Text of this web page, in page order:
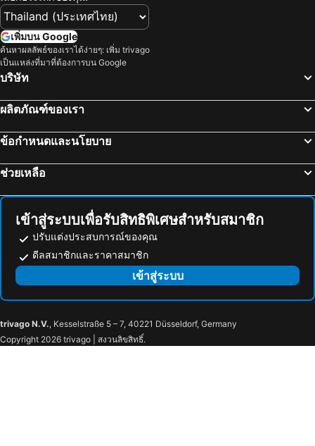
First Villa Bantai Koh Phangan
Samutra Residences
Baan Klong House
Greenlight Fisherman's Village Samui Resort & Café
พีช เกสท์เฮาส์
Samui Platinum Hotel
Secret Place Hotel and Restaurant
ชลบุรี, ภาคตะวันออก โรงแรม
ระยอง, ภาคตะวันออก โรงแรม
ภูเก็ตทาวน์, ภาคใต้ โรงแรม
เพิ่มบน Google
ค้นหาผลลัพธ์ของเราได้ง่ายๆ: เพิ่ม trivago
เป็นแหล่งที่มาที่ต้องการบน Google
บริษัท
ผลิตภัณฑ์ของเรา
ข้อกำหนดและนโยบาย
ช่วยเหลือ
เข้าสู่ระบบเพื่อรับสิทธิพิเศษสำหรับสมาชิก
ปรับแต่งประสบการณ์ของคุณ
ดีลสมาชิกและราคาสมาชิก
เข้าสู่ระบบ
trivago N.V., Kesselstraße 5 – 7, 40221 Düsseldorf, Germany
Copyright 2026 trivago | สงวนลิขสิทธิ์.